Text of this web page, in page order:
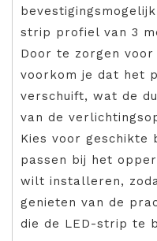
strip profiel van 3
Door te zorgen
voorkom je dat het
verschuift, wat de
van de
Kies voor geschikte
passen bij het
wilt installeren,
genieten van de
die de LED-strip te